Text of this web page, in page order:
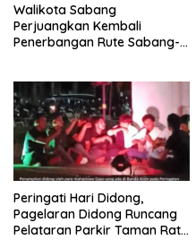
Walikota Sabang
Perjuangkan Kembali
Penerbangan Rute Sabang-
Peringati Hari Didong,
Pagelaran Didong Runcang
Pelataran Parkir Taman Ratu